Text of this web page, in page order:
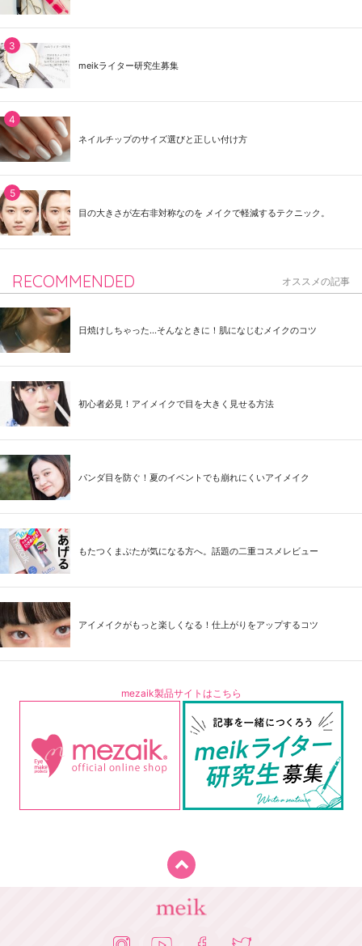
meikライター研究生募集
ネイルチップのサイズ選びと正しい付け方
目の大きさが左右非対称なのを メイクで軽減するテクニック。
RECOMMENDED オススメの記事
日焼けしちゃった...そんなときに！肌になじむメイクのコツ
初心者必見！アイメイクで目を大きく見せる方法
パンダ目を防ぐ！夏のイベントでも崩れにくいアイメイク
もたつくまぶたが気になる方へ。話題の二重コスメレビュー
アイメイクがもっと楽しくなる！仕上がりをアップするコツ
mezaik製品サイトはこちら